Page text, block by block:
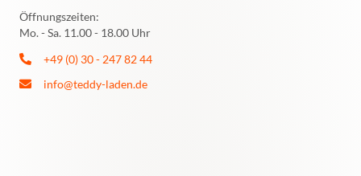
Öffnungszeiten:
Mo. - Sa. 11.00 - 18.00 Uhr
+49 (0) 30 - 247 82 44
info@teddy-laden.de